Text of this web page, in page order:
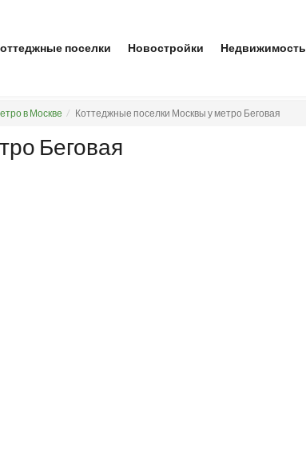
поселки Новостройки Недвижимость
в Москве Коттеджные поселки Москвы у метро Беговая
Беговая